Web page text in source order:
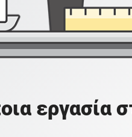
εργασία